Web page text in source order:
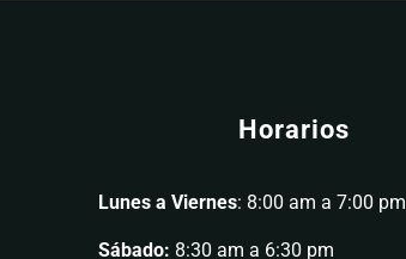
Horarios
Lunes a Viernes: 8:00 am a 7:00 pm
Sábado: 8:30 am a 6:30 pm